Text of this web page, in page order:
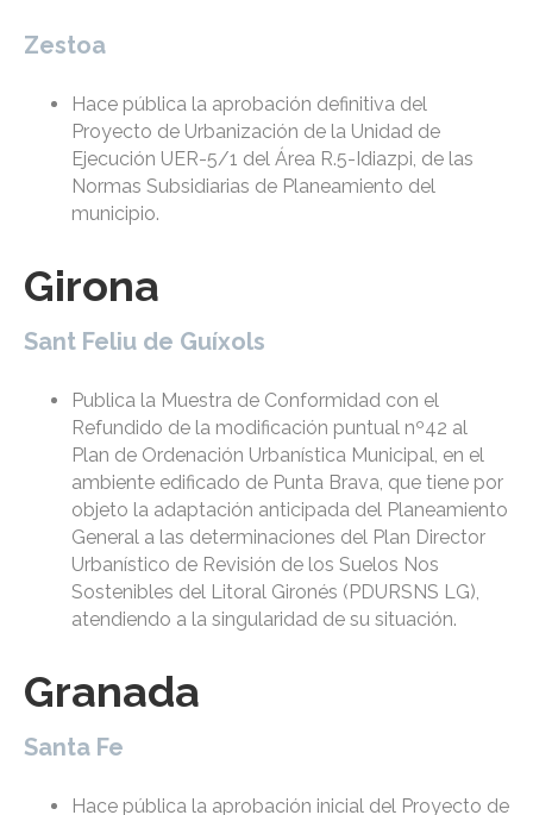
Zestoa
Hace pública la aprobación definitiva del
Proyecto de Urbanización de la Unidad de
Ejecución UER-5/1 del Área R.5-Idiazpi, de las
Normas Subsidiarias de Planeamiento del
municipio.
Girona
Sant Feliu de Guíxols
Publica la Muestra de Conformidad con el
Refundido de la modificación puntual nº42 al
Plan de Ordenación Urbanística Municipal, en el
ambiente edificado de Punta Brava, que tiene por
objeto la adaptación anticipada del Planeamiento
General a las determinaciones del Plan Director
Urbanístico de Revisión de los Suelos Nos
Sostenibles del Litoral Gironés (PDURSNS LG),
atendiendo a la singularidad de su situación.
Granada
Santa Fe
Hace pública la aprobación inicial del Proyecto de